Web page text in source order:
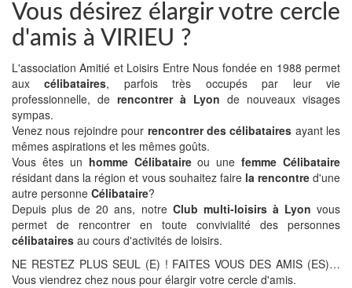
Vous désirez élargir votre cercle
d'amis à VIRIEU ?
L'association Amitié et Loisirs Entre Nous fondée en 1988 permet
auxcélibataires, parfois très occupés par leur vie
professionnelle, de rencontrer à Lyon de nouveaux visages
sympas.
Venez nous rejoindre pour rencontrer des célibataires ayant les
mêmes aspirations et les mêmes goûts.
Vous êtes un homme Célibataireou unefemme Célibataire
résidant dans la région et vous souhaitez faire la rencontred'une
autre personne Célibataire?
Depuis plus de 20 ans, notre Club multi-loisirs à Lyon vous
permet de rencontrer en toute convivialité des personnes
célibataires au cours d'activités de loisirs.
NE RESTEZ PLUS SEUL (E) ! FAITES VOUS DES AMIS (ES)…
Vous viendrez chez nous pour élargir votre cercle d'amis.